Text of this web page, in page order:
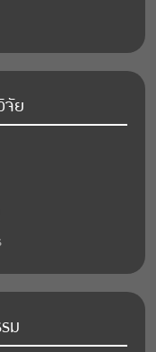
จัย
ม